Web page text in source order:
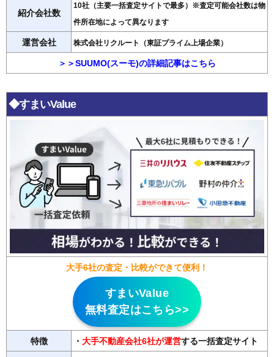
紹介会社数
10社（主要一括査定サイトで最多）※査定可能会社数は物
件所在地によって異なります
運営会社 株式会社リクルート（東証プライム上場企業）
＞＞SUUMO(スーモ)の詳細記事はこちら
◆すまいValue
大手6社の査定・比較ができて便利！
すまいValue
無料査定はこちら>>
特徴 ・ 大手不動産会社6社が運営する一括査定サイト